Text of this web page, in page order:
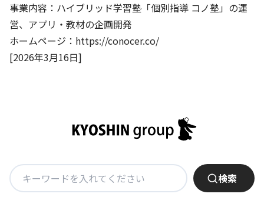
事業内容：ハイブリッド学習塾「個別指導 コノ塾」の運
営、アプリ・教材の企画開発
ホームページ： https://conocer.co/
[2026年3月16日]
検
索:
検索